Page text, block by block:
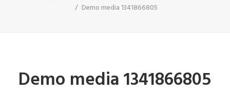
¿QUÉ HACEMOS? Demo media 1341866805
Demo media 1341866805